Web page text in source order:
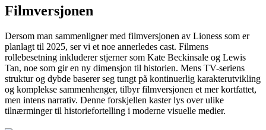
Filmversjonen
Dersom man sammenligner med filmversjonen av Lioness som er
planlagt til 2025, ser vi et noe annerledes cast. Filmens
rollebesetning inkluderer stjerner som Kate Beckinsale og Lewis
Tan, noe som gir en ny dimensjon til historien. Mens TV-seriens
struktur og dybde baserer seg tungt på kontinuerlig karakterutvikling
og komplekse sammenhenger, tilbyr filmversjonen et mer kortfattet,
men intens narrativ. Denne forskjellen kaster lys over ulike
tilnærminger til historiefortelling i moderne visuelle medier.